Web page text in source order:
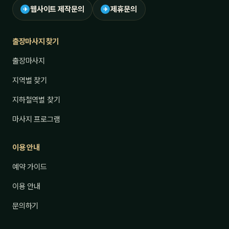
✈ 웹사이트 제작문의 ✈ 제휴문의
출장마사지 찾기
출장마사지
지역별 찾기
지하철역별 찾기
마사지 프로그램
이용 안내
예약 가이드
이용 안내
문의하기